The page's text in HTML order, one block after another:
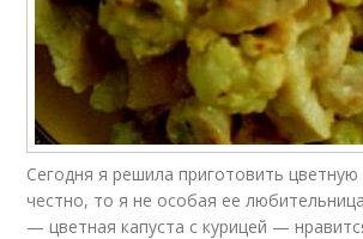
Сегодня я решила приготовить цветную
честно, то я не особая ее
— цветная капуста с курицей —